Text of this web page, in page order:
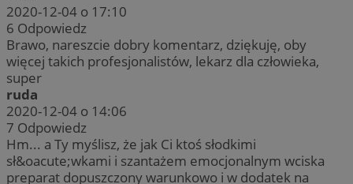
2020-12-04 o 17:10
6 Odpowiedz
Brawo, nareszcie dobry komentarz, dziękuję, oby
więcej takich profesjonalistów, lekarz dla człowieka,
super
ruda
2020-12-04 o 14:06
7 Odpowiedz
Hm... a Ty myślisz, że jak Ci ktoś słodkimi
sł&oacute;wkami i szantażem emocjonalnym wciska
preparat dopuszczony warunkowo i w dodatek na